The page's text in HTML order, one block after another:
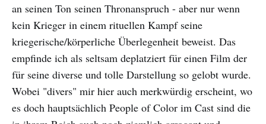
an seinen Ton seinen Thronanspruch - aber nur wenn
kein Krieger in einem rituellen Kampf seine
kriegerische/körperliche Überlegenheit beweist. Das
empfinde ich als seltsam deplatziert für einen Film der
für seine diverse und tolle Darstellung so gelobt wurde.
Wobei "divers" mir hier auch merkwürdig erscheint, wo
es doch hauptsächlich People of Color im Cast sind die